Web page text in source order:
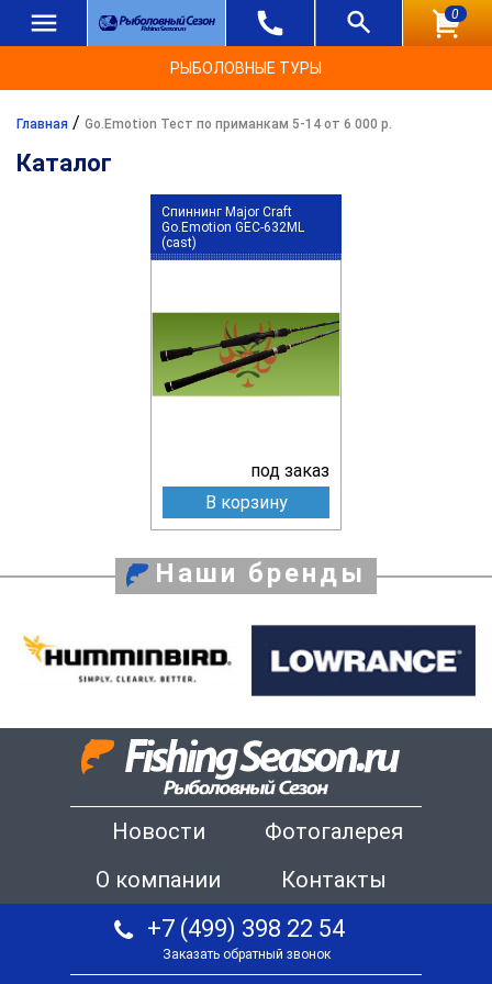
0
РЫБОЛОВНЫЕ ТУРЫ
Главная / Go.Emotion Тест по приманкам 5-14 от 6 000 р.
Каталог
Спиннинг Major Craft
Go.Emotion GEC-632ML
(cast)
под заказ
В корзину
Наши бренды
Новости
Фотогалерея
О компании
Контакты
+7 (499) 398 22 54
Заказать обратный звонок